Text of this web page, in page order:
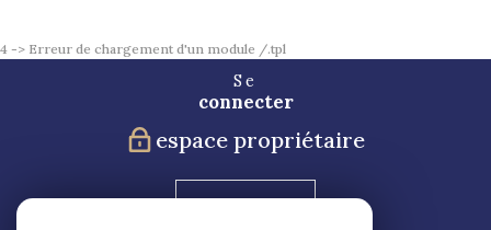
4 -> Erreur de chargement d'un module /.tpl
Se
connecter
espace propriétaire